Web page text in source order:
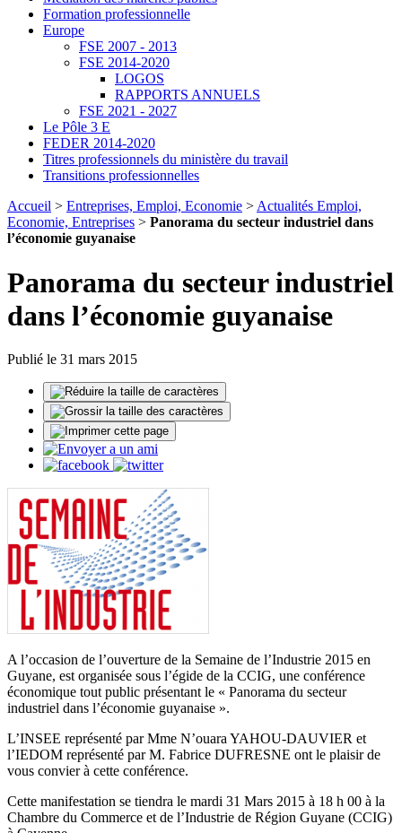
Formation professionnelle
Europe
FSE 2007 - 2013
FSE 2014-2020
LOGOS
RAPPORTS ANNUELS
FSE 2021 - 2027
Le Pôle 3 E
FEDER 2014-2020
Titres professionnels du ministère du travail
Transitions professionnelles
Accueil > Entreprises, Emploi, Economie >Actualités Emploi,
Economie, Entreprises > Panorama du secteur industriel dans
l’économie guyanaise
Panorama du secteur industriel
dans l’économie guyanaise
Publié le 31 mars 2015
A l’occasion de l’ouverture de la Semaine de l’Industrie 2015 en
Guyane, est organisée sous l’égide de la CCIG, une conférence
économique tout public présentant le « Panorama du secteur
industriel dans l’économie guyanaise ».
L’INSEE représenté par Mme N’ouara YAHOU-DAUVIER et
l’IEDOM représenté par M. Fabrice DUFRESNE ont le plaisir de
vous convier à cette conférence.
Cette manifestation se tiendra le mardi 31 Mars 2015 à 18 h 00 à la
Chambre du Commerce et de l’Industrie de Région Guyane (CCIG)